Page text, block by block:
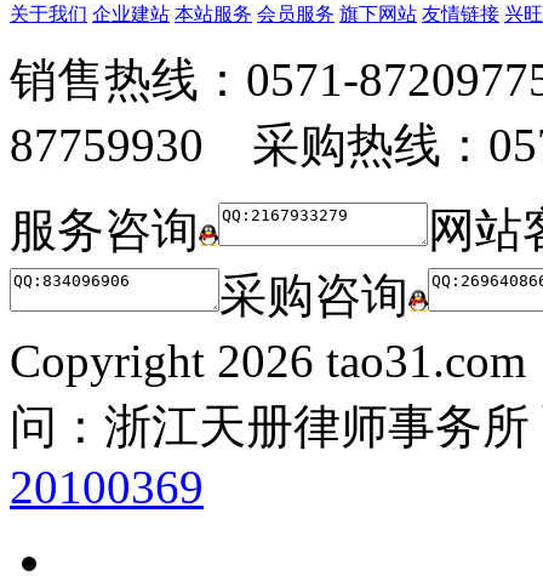
关于我们 企业建站 本站服务 会员服务 旗下网站 友情链接 兴
销售热线：0571-
87759930 采购热线：
服务咨询
网站
采购咨询
Copyright 2026
问：浙江天册律师事务
20100369